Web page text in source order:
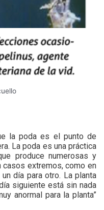
la poda es el punto de
La poda es una práctica
produce numerosas y
casos extremos, como en
día para otro. La planta
siguiente está sin nada
anormal para la planta”